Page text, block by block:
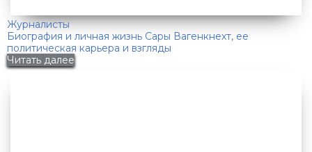
Журналисты
Биография и личная жизнь Сары Вагенкнехт, ее
политическая карьера и взгляды
Читать далее